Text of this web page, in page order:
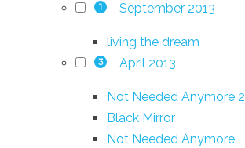
1 September 2013
living the dream
3 April 2013
Not Needed Anymore 2
Black Mirror
Not Needed Anymore